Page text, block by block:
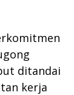
ditandai
kerja